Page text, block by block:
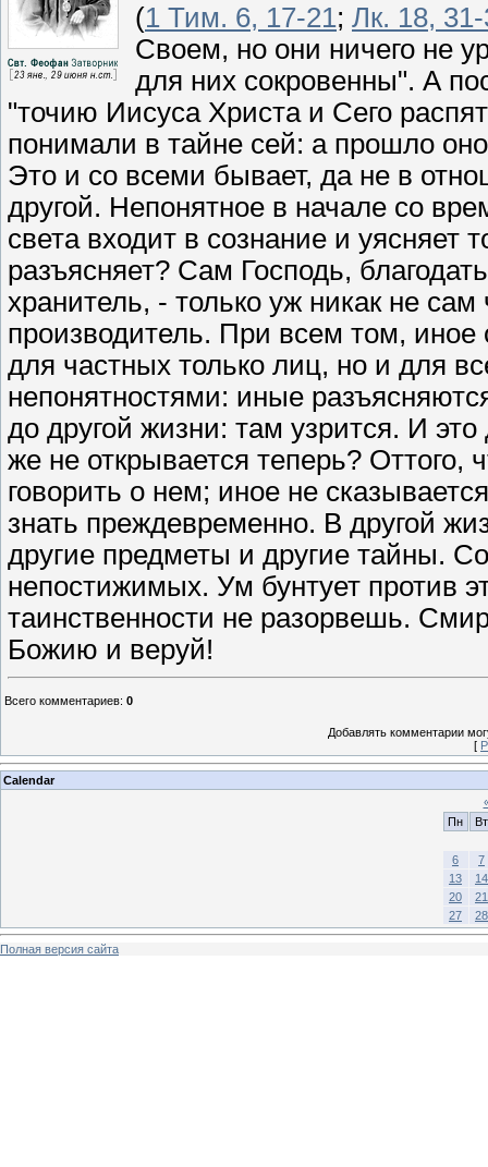
(1 Тим. 6, 17-21 ; Лк. 18,
Своем, но они ничего не
для них сокровенны". А
"точию Иисуса Христа и Сего
понимали в тайне сей: а прошло
Это и со всеми бывает, да не в
другой. Непонятное в начале со
света входит в сознание и
разъясняет? Сам Господь,
хранитель, - только уж никак не
производитель. При всем том,
для частных только лиц, но и для
непонятностями: иные
до другой жизни: там узрится. И
же не открывается теперь? Оттого,
говорить о нем; иное не
знать преждевременно. В другой
другие предметы и другие тайны.
непостижимых. Ум бунтует против
таинственности не разорвешь.
Божию и веруй!
Всего комментариев: 0
Добавлять комментарии
[
Calendar
Пн
Вт
6
7
13
14
20
21
27
28
Полная версия сайта